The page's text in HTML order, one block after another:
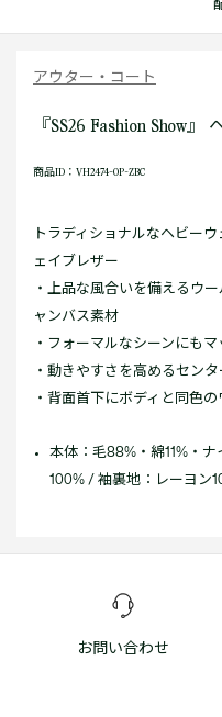
アウター・コート
『SS26 Fashion Show
商品ID：VH2474-OP-ZBC
トラディショナルなヘビー
ェイブレザー
・上品な風合いを備えるウ
ャンバス素材
・フォーマルなシーンにも
・動きやすさを高めるセン
・背面首下にボディと同色
本体：毛88%・綿11%・
100% / 袖裏地：レーヨン
お問い合わせ